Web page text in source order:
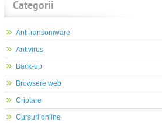
Categorii
Anti-ransomware
Antivirus
Back-up
Browsere web
Criptare
Cursuri online